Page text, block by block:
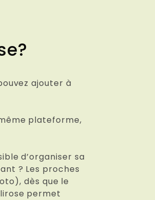
ajouter à
plateforme,
d’organiser sa
? Les proches
dès que le
permet